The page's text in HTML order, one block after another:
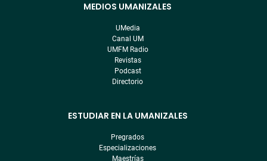
MEDIOS UMANIZALES
UMedia
Canal UM
UMFM Radio
Revistas
Podcast
Directorio
ESTUDIAR EN LA UMANIZALES
Pregrados
Especializaciones
Maestrías